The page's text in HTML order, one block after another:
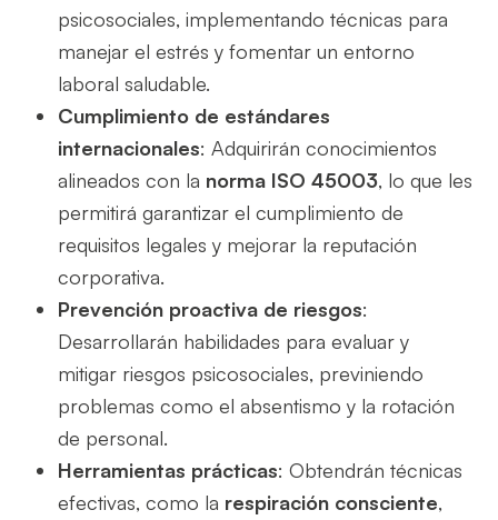
psicosociales, implementando técnicas para
manejar el estrés y fomentar un entorno
laboral saludable.
Cumplimiento de estándares
internacionales: Adquirirán conocimientos
alineados con la norma ISO 45003, lo que les
permitirá garantizar el cumplimiento de
requisitos legales y mejorar la reputación
corporativa.
Prevención proactiva de riesgos:
Desarrollarán habilidades para evaluar y
mitigar riesgos psicosociales, previniendo
problemas como el absentismo y la rotación
de personal.
Herramientas prácticas: Obtendrán técnicas
efectivas, como la respiración consciente,